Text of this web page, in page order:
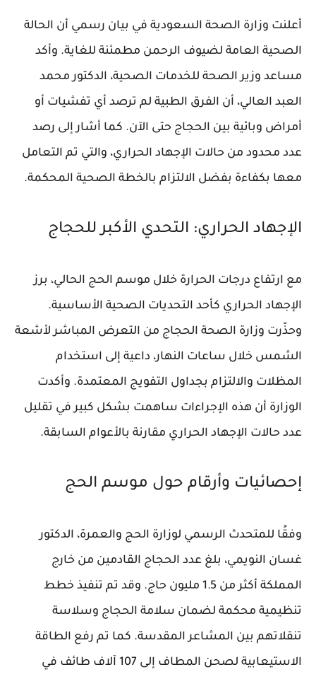
أعلنت وزارة الصحة السعودية في بيان رسمي أن الحالة
الصحية العامة لضيوف الرحمن مطمئنة للغاية. وأكد
مساعد وزير الصحة للخدمات الصحية، الدكتور محمد
العبد العالي، أن الفرق الطبية لم ترصد أي تفشيات أو
أمراض وبائية بين الحجاج حتى الآن. كما أشار إلى رصد
عدد محدود من حالات الإجهاد الحراري، والتي تم التعامل
معها بكفاءة بفضل الالتزام بالخطة الصحية المحكمة.
الإجهاد الحراري: التحدي الأكبر للحجاج
مع ارتفاع درجات الحرارة خلال موسم الحج الحالي، برز
الإجهاد الحراري كأحد التحديات الصحية الأساسية.
وحذّرت وزارة الصحة الحجاج من التعرض المباشر لأشعة
الشمس خلال ساعات النهار، داعية إلى استخدام
المظلات والالتزام بجداول التفويج المعتمدة. وأكدت
الوزارة أن هذه الإجراءات ساهمت بشكل كبير في تقليل
عدد حالات الإجهاد الحراري مقارنة بالأعوام السابقة.
إحصائيات وأرقام حول موسم الحج
وفقًا للمتحدث الرسمي لوزارة الحج والعمرة، الدكتور
غسان النويمي، بلغ عدد الحجاج القادمين من خارج
المملكة أكثر من 1.5 مليون حاج. وقد تم تنفيذ خطط
تنظيمية محكمة لضمان سلامة الحجاج وسلاسة
تنقلاتهم بين المشاعر المقدسة. كما تم رفع الطاقة
الاستيعابية لصحن المطاف إلى 107 آلاف طائف في